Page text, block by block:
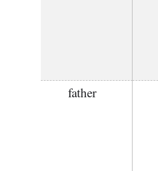
father